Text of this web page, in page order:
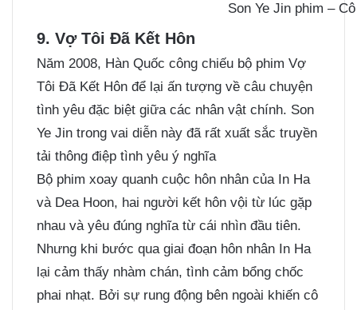
Son Ye Jin phim –
9. Vợ Tôi Đã Kết Hôn
Năm 2008, Hàn Quốc công chiếu bộ phim Vợ
Tôi Đã Kết Hôn để lại ấn tượng về câu chuyện
tình yêu đặc biệt giữa các nhân vật chính. Son
Ye Jin trong vai diễn này đã rất xuất sắc truyền
tải thông điệp tình yêu ý nghĩa
Bộ phim xoay quanh cuộc hôn nhân của In Ha
và Dea Hoon, hai người kết hôn vội từ lúc gặp
nhau và yêu đúng nghĩa từ cái nhìn đầu tiên.
Nhưng khi bước qua giai đoạn hôn nhân In Ha
lại cảm thấy nhàm chán, tình cảm bổng chốc
phai nhạt. Bởi sự rung động bên ngoài khiến cô